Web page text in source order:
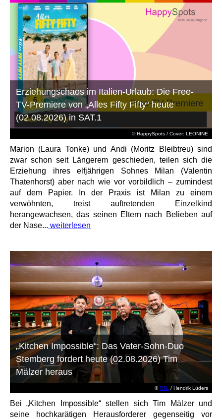
© HappySpots / Cover: LEONINE
Erziehungschaos im Italien-Urlaub: Die Free-
TV-Premiere von „Alles Fifty Fifty“ heute
(02.08.2026) in SAT.1
Marion (Laura Tonke) und Andi (Moritz Bleibtreu) sind
zwar schon seit Längerem geschieden, teilen sich die
Erziehung ihres elfjährigen Sohnes Milan (Valentin
Thatenhorst) aber nach wie vor vorbildlich – zumindest
auf dem Papier. In der Praxis ist Milan zu einem
verwöhnten, treist auftretenden Einzelkind
herangewachsen, das seinen Eltern nach Belieben auf
der Nase... weiterlesen
©RTL / Hendrik Lüders
„Kitchen Impossible“: Das Vater-Sohn-Duo
Stemberg fordert heute (02.08.2026) Tim
Mälzer heraus
Bei „Kitchen Impossible“ stellen sich Tim Mälzer und
seine hochkarätigen Herausforderer gegenseitig vor